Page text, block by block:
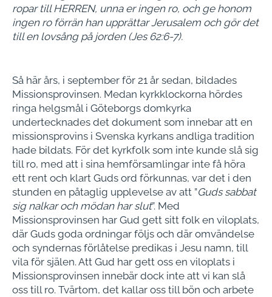
ropar till HERREN, unna er ingen ro, och ge honom
ingen ro förrän han upprättar Jerusalem och gör det
till en lovsång på jorden (Jes 62:6-7).
Så här års, i september för 21 år sedan, bildades
Missionsprovinsen. Medan kyrkklockorna hördes
ringa helgsmål i Göteborgs domkyrka
undertecknades det dokument som innebar att en
missionsprovins i Svenska kyrkans andliga tradition
hade bildats. För det kyrkfolk som inte kunde slå sig
till ro, med att i sina hemförsamlingar inte få höra
ett rent och klart Guds ord förkunnas, var det i den
stunden en påtaglig upplevelse av att ”Guds sabbat
sig nalkar och mödan har slut”. Med
Missionsprovinsen har Gud gett sitt folk en viloplats,
där Guds goda ordningar följs och där omvändelse
och syndernas förlåtelse predikas i Jesu namn, till
vila för själen. Att Gud har gett oss en viloplats i
Missionsprovinsen innebär dock inte att vi kan slå
oss till ro. Tvärtom, det kallar oss till bön och arbete